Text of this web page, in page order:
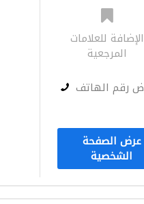
الإضافة للعلامات
المرجعية
رقم الهاتف
عرض الصفحة
الشخصية